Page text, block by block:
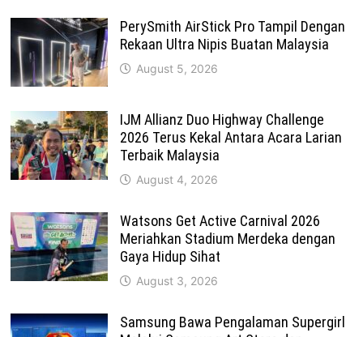
PerySmith AirStick Pro Tampil Dengan
Rekaan Ultra Nipis Buatan Malaysia
August 5, 2026
IJM Allianz Duo Highway Challenge
2026 Terus Kekal Antara Acara Larian
Terbaik Malaysia
August 4, 2026
Watsons Get Active Carnival 2026
Meriahkan Stadium Merdeka dengan
Gaya Hidup Sihat
August 3, 2026
Samsung Bawa Pengalaman Supergirl